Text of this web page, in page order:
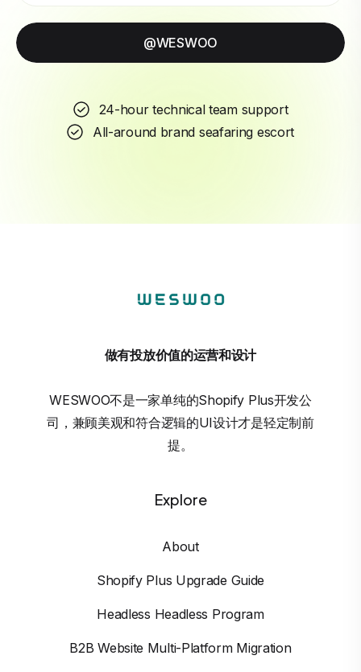
@WESWOO
24-hour technical team support
All-around brand seafaring escort
做有投放价值的运营和设计
WESWOO不是一家单纯的Shopify Plus开发公
司，兼顾美观和符合逻辑的UI设计才是轻定制前
提。
Explore
About
Shopify Plus Upgrade Guide
Headless Headless Program
B2B Website Multi-Platform Migration